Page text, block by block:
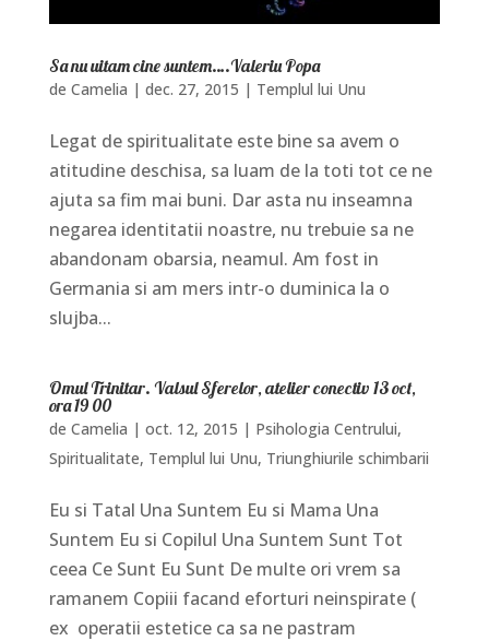
Sa nu uitam cine suntem….Valeriu Popa
de Camelia | dec. 27, 2015 | Templul lui Unu
Legat de spiritualitate este bine sa avem o
atitudine deschisa, sa luam de la toti tot ce ne
ajuta sa fim mai buni. Dar asta nu inseamna
negarea identitatii noastre, nu trebuie sa ne
abandonam obarsia, neamul. Am fost in
Germania si am mers intr-o duminica la o
slujba...
Omul Trinitar. Valsul Sferelor, atelier conectiv 13 oct,
ora 19 00
de Camelia | oct. 12, 2015 | Psihologia Centrului,
Spiritualitate, Templul lui Unu, Triunghiurile schimbarii
Eu si Tatal Una Suntem Eu si Mama Una
Suntem Eu si Copilul Una Suntem Sunt Tot
ceea Ce Sunt Eu Sunt De multe ori vrem sa
ramanem Copiii facand eforturi neinspirate (
ex operatii estetice ca sa ne pastram